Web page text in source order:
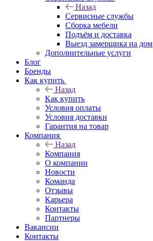
Назад
Сервисные службы
Сборка мебели
Подъём и доставка
Выезд замерщика на дом
Дополнительные услуги
Блог
Бренды
Как купить
Назад
Как купить
Условия оплаты
Условия доставки
Гарантия на товар
Компания
Назад
Компания
О компании
Новости
Команда
Отзывы
Карьера
Контакты
Партнеры
Вакансии
Контакты